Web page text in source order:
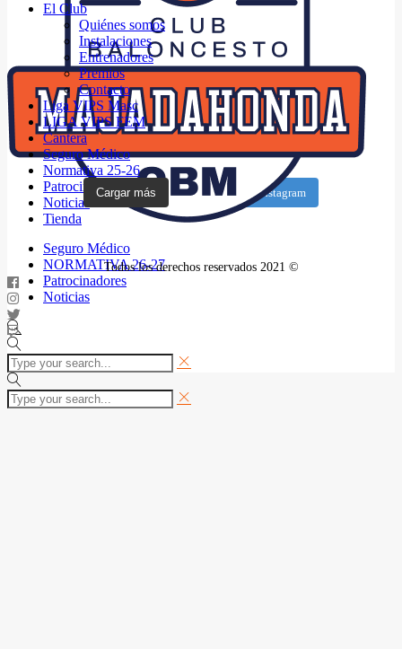
Seguro Médico
NORMATIVA 26-27
Patrocinadores
Noticias
El Club
Quiénes somos
Instalaciones
Entrenadores
Premios
Contacto
Liga VIPS Masc
LIGA VIPS FEM
Cantera
Seguro Médico
Normativa 25-26
Patrocinadores
Noticias
Tienda
Cargar más Seguir en Instagram
Todos los derechos reservados 2021 ©